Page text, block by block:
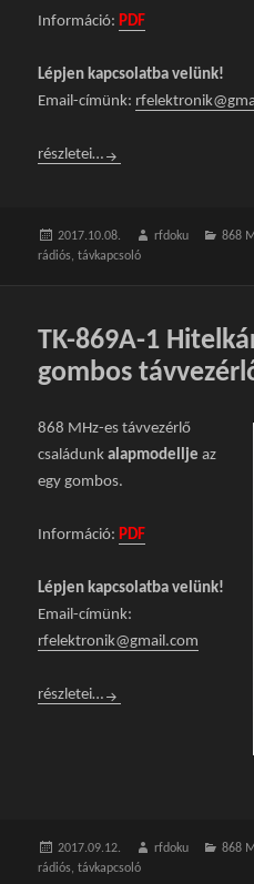
Információ:PDF
Lépjen kapcsolatba velünk!
Email-címünk:
TK-869A-4 Hitelkártya méretű,
részletei…
Közzétéve
2017.10.08. Szerző
rfdoku 868
rádiós,távkapcsoló
TK-869A-1
gombos
868 MHz-es távvezérlő
családunkalapmodellje az
egy gombos.
Információ: PDF
Lépjen kapcsolatba velünk!
Email-címünk:
rfelektronik@gmail.com
TK-869A-1 Hitelkártya méretű,
részletei…
Közzétéve
2017.09.12. Szerző
rfdoku 868
rádiós,távkapcsoló